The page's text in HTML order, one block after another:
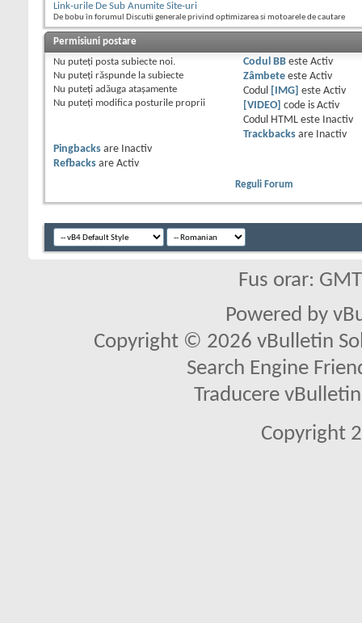
Link-urile De Sub Anumite Site-uri
De bobu în forumul Discutii generale privind optimizarea si motoarele de cautare
Permisiuni postare
Nu puteţi posta subiecte noi.
Nu puteţi răspunde la subiecte
Nu puteţi adăuga ataşamente
Nu puteţi modifica posturile proprii
Codul BBeste Activ
Zâmbeteeste Activ
Codul
[IMG] este Activ
[VIDEO]
code is Activ
Codul HTML este
Inactiv
Trackbacksare
Inactiv
Pingbacks are
Inactiv
Refbacks are Activ
Reguli Forum
Fus orar:
Powered by
Copyright © 2026 vBulletin
Search Engine
Traducere
Copyright